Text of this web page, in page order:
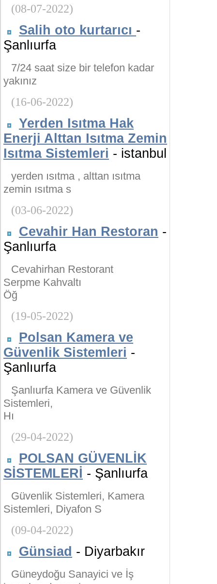
(08-07-2022)
Salih oto kurtarıcı -
Şanlıurfa
7/24 saat size bir telefon kadar
yakınız
(16-06-2022)
Yerden Isıtma Hak
Enerji Alttan Isıtma Zemin
Isıtma Sistemleri - istanbul
yerden ısıtma , alttan ısıtma
zemin ısıtma s
(03-06-2022)
Cevahir Han Restoran -
Şanlıurfa
Cevahirhan Restorant
Serpme Kahvaltı
Öğ
(19-05-2022)
Polsan Kamera ve
Güvenlik Sistemleri -
Şanlıurfa
Şanlıurfa Kamera ve Güvenlik
Sistemleri,
Hı
(29-04-2022)
POLSAN GÜVENLİK
SİSTEMLERİ - Şanlıurfa
Güvenlik Sistemleri, Kamera
Sistemleri, Diyafon S
(09-04-2022)
Günsiad - Diyarbakır
Güneydoğu Sanayici ve İş